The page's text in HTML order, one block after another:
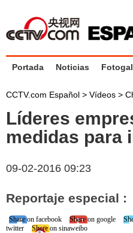
Portada Noticias
CCTV.com Español > Vídeos >
Líderes
medidas para
09-02-2016 09:23
Reportaje especial :
Share on facebook Share on google
twitter
Share on sinaweibo